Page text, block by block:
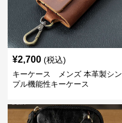
¥2,700 (税込)
キーケース メンズ 本革製シン
プル機能性キーケース